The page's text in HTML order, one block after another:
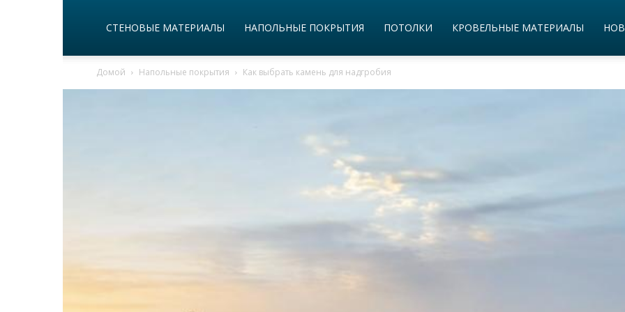
СТЕНОВЫЕ МАТЕРИАЛЫ НАПОЛЬНЫЕ ПОКРЫТИЯ ПОТОЛКИ КРОВЕЛЬНЫЕ МАТЕРИАЛЫ
Домой Напольные покрытия Как выбрать камень для надгробия